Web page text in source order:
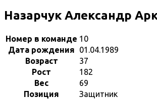
Назарчук Александр
Номер в команде 10
Дата рождения
01.04.1989
Возраст
37
Рост
182
Вес
69
Позиция
Защитник